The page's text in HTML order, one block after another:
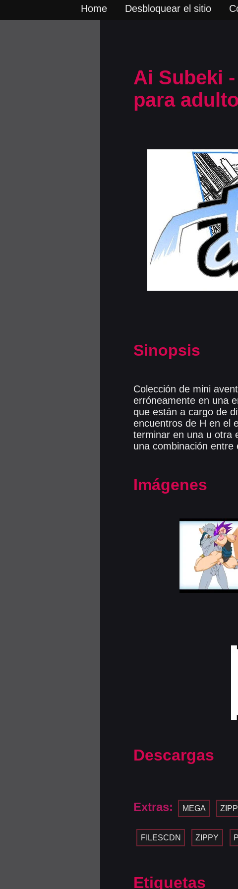
Home Desbloquear el sitio
Ai Subeki -
para
Sinopsis
Colección de mini
erróneamente en una
que están a cargo de
encuentros de H en el
terminar en una u otra
una combinación
Imágenes
Descargas
Extras: MEGA
FILESCDN ZIPPY
Etiquetas